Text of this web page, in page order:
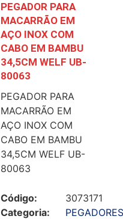
PEGADOR PARA
MACARRÃO EM
AÇO INOX COM
CABO EM BAMBU
34,5CM WELF UB-
80063
PEGADOR PARA
MACARRÃO EM
AÇO INOX COM
CABO EM BAMBU
34,5CM WELF UB-
80063
Código:
3073171
Categoria: